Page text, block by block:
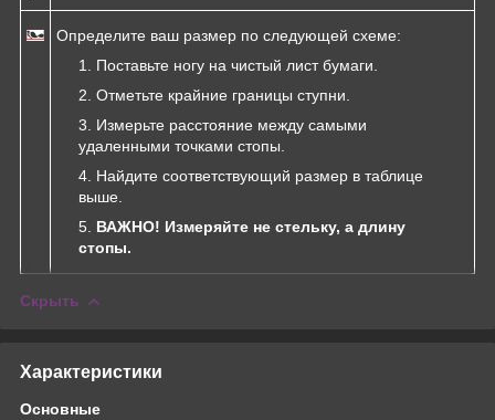
Определите ваш размер по следующей схеме:
Поставьте ногу на чистый лист бумаги.
Отметьте крайние границы ступни.
Измерьте расстояние между самыми
удаленными точками стопы.
Найдите соответствующий размер в таблице
выше.
ВАЖНО! Измеряйте не стельку, а длину
стопы.
Скрыть
Характеристики
Основные